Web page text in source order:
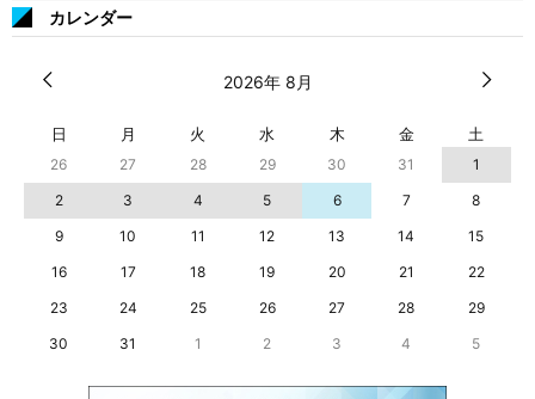
カレンダー
2026年 8月
日 月 火 水 木 金 土
26 27 28 29 30 31
1
2
3 4 5 6 7
8
9
10 11 12 13 14
15
16
17 18 19 20 21
22
23
24 25 26 27 28
29
30
31 1 2 3 4 5